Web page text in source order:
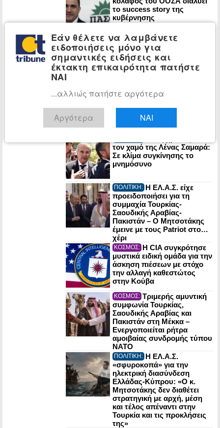
το success story της
κυβέρνησης
ΠΟΛΙΤΙΚΗ: Στα Χανιά για
διακοπές ο Κυριάκος
Μητσοτάκης
ΟΙΚΟΝΟΜΙΑ:
πληθωρισμός τον Ιούλιο: Σε
στέγαση, μεταφορές και
εστίαση οι μεγαλύτερες
αυξήσεις
τον χαμό της Λένας Σαμαρά:
Σε κλίμα συγκίνησης το
μνημόσυνο
ΠΟΛΙΤΙΚΗ: Η ΕΛ.Α.Σ. είχε
προειδοποιήσει για τη
συμμαχία Τουρκίας-
Σαουδικής Αραβίας-
Πακιστάν – Ο Μητσοτάκης
έμεινε με τους Patriot στο…
χέρι
ΚΟΣΜΟΣ: Η CIA συγκρότησε
μυστικά ειδική ομάδα για την
άσκηση πιέσεων με στόχο
την αλλαγή καθεστώτος
στην Κούβα
ΚΟΣΜΟΣ: Τριμερής αμυντική
συμφωνία Τουρκίας,
Σαουδικής Αραβίας και
Πακιστάν στη Μέκκα –
Ενεργοποιείται ρήτρα
αμοιβαίας συνδρομής τύπου
NATO
ΠΟΛΙΤΙΚΗ: Η ΕΛ.Α.Σ.
«σφυροκοπά» για την
ηλεκτρική διασύνδεση
Ελλάδας-Κύπρου: «Ο κ.
Μητσοτάκης δεν διαθέτει
στρατηγική με αρχή, μέση
και τέλος απέναντι στην
Τουρκία και τις προκλήσεις
της»
Εάν θέλετε να λαμβάνετε
ειδοποιήσεις μόνο για
σημαντικές ειδήσεις και
έκτακτη επικαιρότητα πατήστε
ΝΑΙ
...αλλιώς πατήστε αργότερα
Αργότερα ΝΑΙ